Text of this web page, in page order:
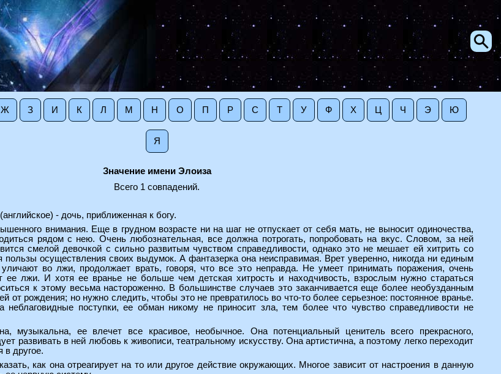
Ж З И К Л М Н О П Р С Т У Ф Х Ц Ч Э Ю
Я
Значение имени Элоиза
Всего 1 совпадений.
(английское) - дочь, приближенная к богу.
внимания. Еще в грудном возрасте ни на шаг не отпускает от себя мать, не выносит одиночества,
рядом с нею. Очень любознательная, все должна потрогать, попробовать на вкус. Словом, за ней
смелой девочкой с сильно развитым чувством справедливости, однако это не мешает ей хитрить со
осуществления своих выдумок. А фантазерка она неисправимая. Врет уверенно, никогда ни единым
во лжи, продолжает врать, говоря, что все это неправда. Не умеет принимать поражения, очень
ее лжи. И хотя ее вранье не больше чем детская хитрость и находчивость, взрослым нужно стараться
к этому весьма настороженно. В большинстве случаев это заканчивается еще более необузданным
от рождения; но нужно следить, чтобы это не превратилось во что-то более серьезное: постоянное вранье.
поступки, ее обман никому не приносит зла, тем более что чувство справедливости не
музыкальна, ее влечет все красивое, необычное. Она потенциальный ценитель всего прекрасного,
развивать в ней любовь к живописи, театральному искусству. Она артистична, а поэтому легко переходит
в другое.
как она отреагирует на то или другое действие окружающих. Многое зависит от настроения в данную